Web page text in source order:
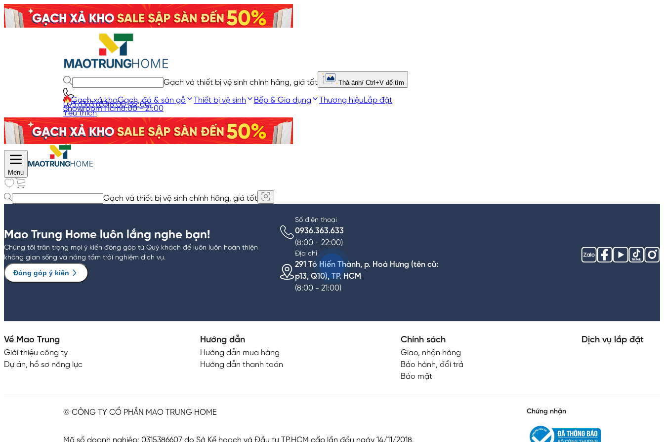
Gạch và thiết bị vệ sinh chính hãng, giá tốt Thả ảnh/ Ctrl+V để tìm
093.6363.633(8:00-22:00)
Yêu thích
Giỏ hàng
Gạch xả khoGạch, đá & sàn gỗ Thiết bị vệ sinh Bếp & Gia dụng Thương hiệuLắp đặt
Showroom Hcm8:00 - 21:00
Menu
Gạch và thiết bị vệ sinh chính hãng, giá tốt
Mao Trung Home luôn lắng nghe bạn!
Chúng tôi trân trọng mọi ý kiến đóng góp từ Quý khách để luôn luôn hoàn thiện
không gian sống và nâng tầm trải nghiệm dịch vụ.
Đóng góp ý kiến
Số điện thoại
0936.363.633
(8:00 - 22:00)
Địa chỉ
291 Tô Hiến Thành, p. Hoà Hưng (tên cũ:
p13, Q10), TP. HCM
(8:00 - 21:00)
Về Mao Trung
Giới thiệu công ty
Dự án, hồ sơ năng lực
Hướng dẫn
Hướng dẫn mua hàng
Hướng dẫn thanh toán
Chính sách
Giao, nhận hàng
Bảo hành, đổi trả
Bảo mật
Dịch vụ lắp đặt
© CÔNG TY CỔ PHẦN MAO TRUNG HOME
Mã số doanh nghiệp: 0315386607 do Sở Kế hoạch và Đầu tư TP.HCM cấp lần đầu ngày 14/11/2018.
Chứng nhận